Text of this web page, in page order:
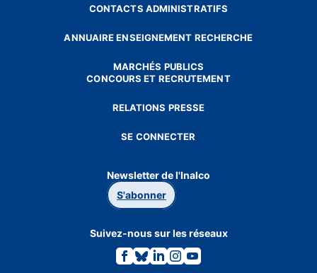
CONTACTS ADMINISTRATIFS
ANNUAIRE ENSEIGNEMENT RECHERCHE
MARCHÉS PUBLICS
CONCOURS ET RECRUTEMENT
RELATIONS PRESSE
SE CONNECTER
Newsletter de l'Inalco
S'abonner
Suivez-nous sur les réseaux
Lien
vers
Lien
vers
Lien
vers
Lien
vers
Lien
vers